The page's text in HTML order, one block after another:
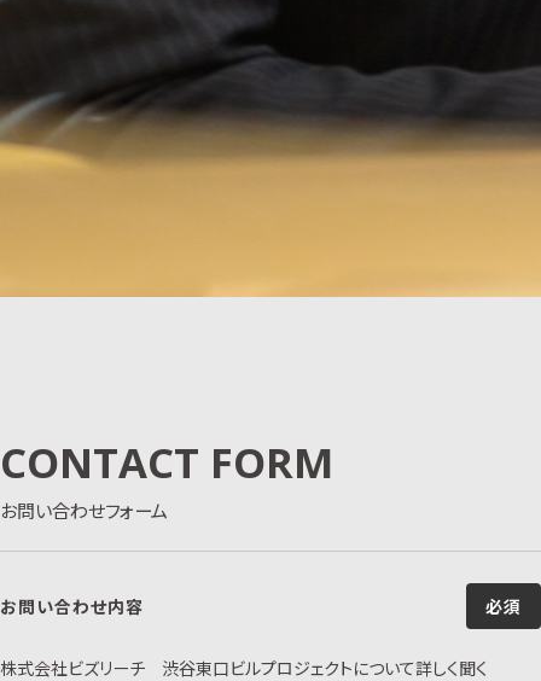
CONTACT FORM
お問い合わせフォーム
お問い合わせ内容 必須
株式会社ビズリーチ 渋谷東口ビルプロジェクトについて詳しく聞く